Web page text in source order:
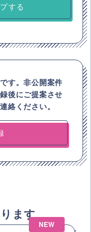
する
す。非公開案件
後にご提案させ
絡ください。
ます
NEW